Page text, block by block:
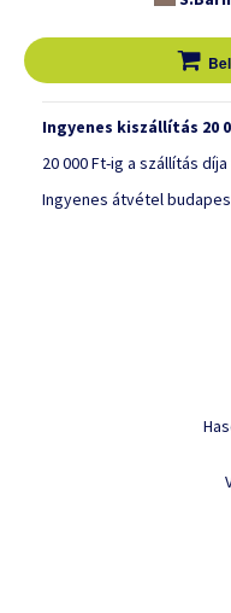
Ingyenes kiszállítás 20
20 000 Ft-ig a szállítás
Ingyenes átvétel